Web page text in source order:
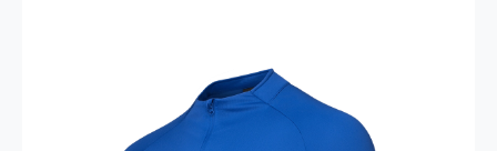
сумма всех заказов за 6 месяцев -
30.000 рублей.